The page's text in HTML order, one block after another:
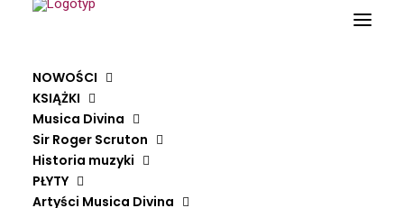
NOWOŚCI
KSIĄŻKI
Musica Divina
Sir Roger Scruton
Historia muzyki
PŁYTY
Artyści Musica DivinaSortuj wg średniej oceny